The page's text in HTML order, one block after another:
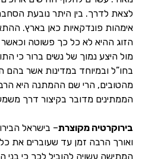
לצאת לדרך. בין היתר נובעת
אימהות פונדקאיות כאן בארץ.
הזוג ההיא לא כל כך פשוטה
מול היצע נמוך של נשים ברור כי
בחו”ל ובמיוחד במדינות אשר בהם
מהטובים, הרי שם ההמתנה היא
הממתינים מדובר בקיצור דרך
בירוקרטיה מקוצרת– בישראל
ואורך הרבה זמן עד שעוברים את
המתישה עשויה להוביל לכך כי בני